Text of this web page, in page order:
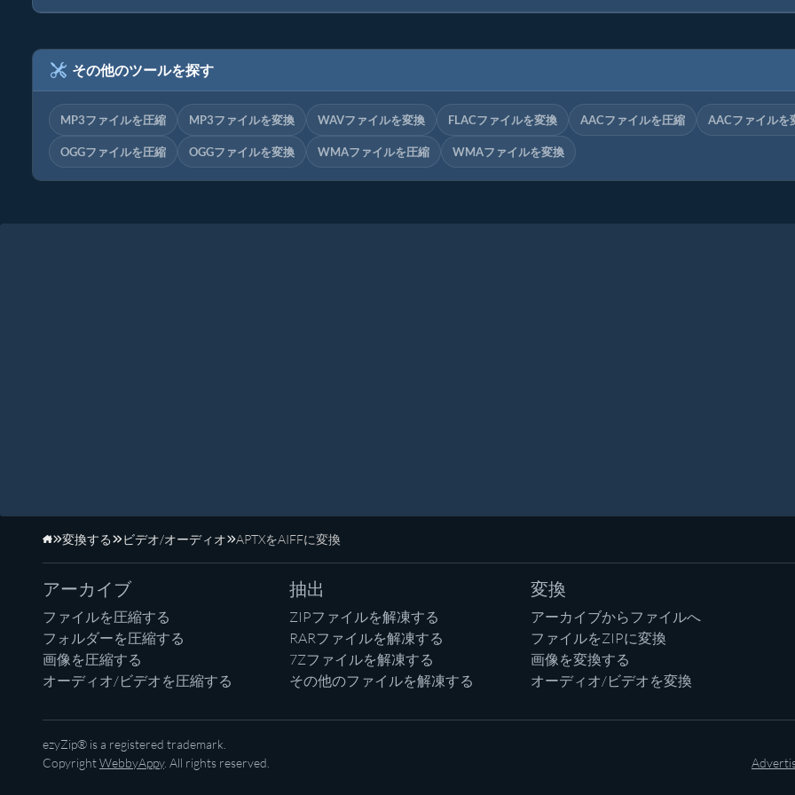
その他のツールを探す
MP3ファイルを圧縮 MP3ファイルを変換 WAVファイルを変換 FLACファイルを変換 AACファイルを圧縮 AACファイルを
OGGファイルを圧縮 OGGファイルを変換 WMAファイルを圧縮 WMAファイルを変換
ホーム
変換する ビデオ/オーディオ APTXをAIFFに変換
アーカイブ
ファイルを圧縮する
フォルダーを圧縮する
画像を圧縮する
オーディオ/ビデオを圧縮する
抽出
ZIPファイルを解凍する
RARファイルを解凍する
7Zファイルを解凍する
その他のファイルを解凍する
変換
アーカイブからファイルへ
ファイルをZIPに変換
画像を変換する
オーディオ/ビデオを変換
ezyZip® is a registered trademark.
CopyrightWebbyAppy. All rights reserved.